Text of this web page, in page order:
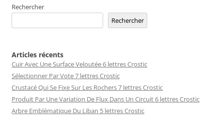
Rechercher
Rechercher
Articles récents
Cuir Avec Une Surface Veloutée 6 lettres Crostic
Sélectionner Par Vote 7 lettres Crostic
Crustacé Qui Se Fixe Sur Les Rochers 7 lettres Crostic
Produit Par Une Variation De Flux Dans Un Circuit 6 lettres Crostic
Arbre Emblématique Du Liban 5 lettres Crostic